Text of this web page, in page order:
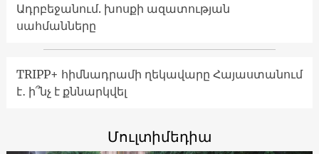
Ադրբեջանում. խոսքի ազատության
սահմանները
TRIPP+ հիմնադրամի ղեկավարը Հայաստանում
է․ ի՞նչ է քննարկվել
Մուլտիմեդիա